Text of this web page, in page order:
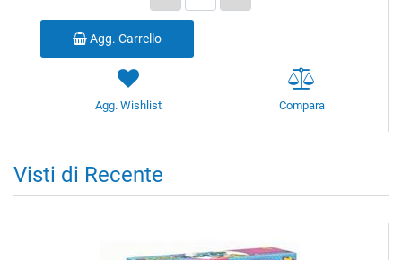
Agg. Carrello
Agg. Wishlist Compara
Visti di Recente